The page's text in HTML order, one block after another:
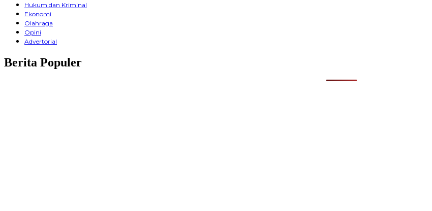
Hukum dan Kriminal
Ekonomi
Olahraga
Opini
Advertorial
Berita Populer